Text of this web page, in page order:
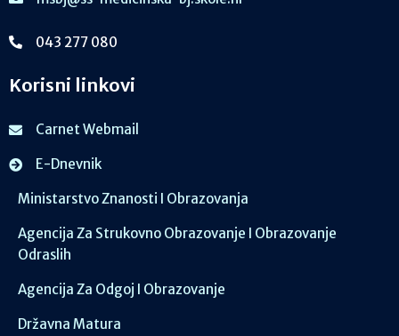
043 277 080
Korisni linkovi
Carnet Webmail
E-Dnevnik
Ministarstvo Znanosti I Obrazovanja
Agencija Za Strukovno Obrazovanje I Obrazovanje
Odraslih
Agencija Za Odgoj I Obrazovanje
Državna Matura